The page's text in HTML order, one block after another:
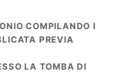
COMPILANDO I
PREVIA
LA TOMBA DI